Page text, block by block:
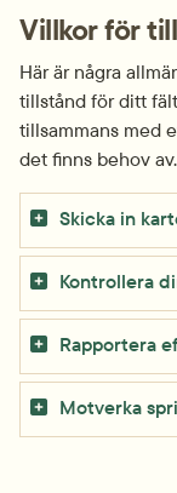
Villkor för
Här är några
tillstånd för ditt
tillsammans med
det finns behov av.
Skicka in
Kontrollera
Rapportera
Motverka